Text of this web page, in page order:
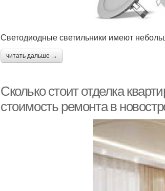
Светодиодные светильники имеют
читать дальше →
Сколько стоит отделка
стоимость ремонта в